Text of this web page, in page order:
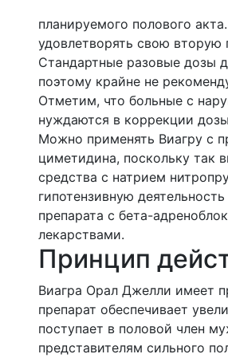
планируемого полового
удовлетворять свою вторую
Стандартные разовые дозы
поэтому крайне не
Отметим, что больные с
нуждаются в коррекции
Можно применять Виагру с
циметидина, поскольку так
средства с натрием
гипотензивную
препарата с бета-
лекарствами.
Принцип
Виагра Орал Джелли имеет
препарат обеспечивает
поступает в половой член
представителям сильного